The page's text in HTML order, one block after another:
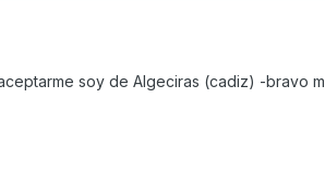
soy de Algeciras (cadiz) -bravo